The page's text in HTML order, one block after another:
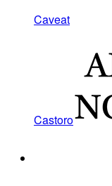
Caveat
Castoro